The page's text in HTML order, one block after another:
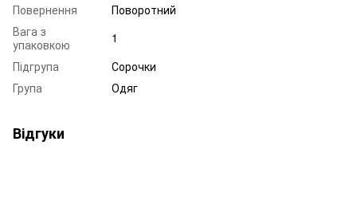
Повернення
Поворотний
Вага з
упаковкою
1
Підгрупа
Сорочки
Група
Одяг
Відгуки